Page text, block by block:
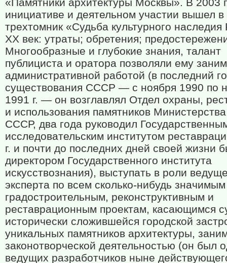
инициативе и деятельном участии вышел в
трехтомник «Судьба культурного наследия
XX век: утраты; обретения;
Многообразные и глубокие знания, талант
публициста и оратора позволяли ему
административной работой (в последний
существования СССР — с ноября 1990 по
1991 г. — он возглавлял Отдел охраны,
и использования памятников
СССР, два года руководил
исследовательским институтом
г. и почти до последних дней своей жизни
директором Государственного института
искусствознания), выступать в роли
эксперта по всем сколько-нибудь значимым
градостроительным, реконструктивным и
реставрационным проектам, касающимся
исторически сложившейся городской
уникальных памятников архитектуры,
законотворческой деятельностью (он был
ведущих разработчиков ныне